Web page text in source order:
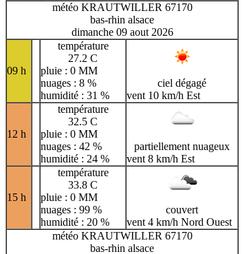
météo KRAUTWILLER 67170
bas-rhin alsace
dimanche 09 aout 2026
09 h
température
27.2 C
pluie : 0 MM
nuages : 8 %
humidité : 31 %
ciel dégagé
vent 10 km/h Est
12 h
température
32.5 C
pluie : 0 MM
nuages : 42 %
humidité : 24 %
partiellement nuageux
vent 8 km/h Est
15 h
température
33.8 C
pluie : 0 MM
nuages : 99 %
humidité : 20 %
couvert
vent 4 km/h Nord Ouest
météo KRAUTWILLER 67170
bas-rhin alsace